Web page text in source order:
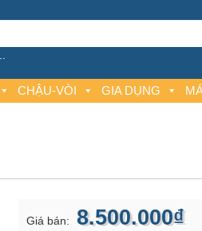
CHẬU-VÒI GIA DỤNG
Giá bán: 8.500.000₫